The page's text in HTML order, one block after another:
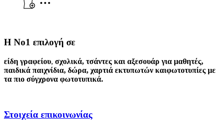
Η Νο1 επιλογή σε
είδη γραφείου, σχολικά, τσάντες και αξεσουάρ για μαθητές,
παιδικά παιχνίδια, δώρα, χαρτιά εκτυπωτών καιφωτοτυπίες με
τα πιο σύγχρονα φωτοτυπικά.
Στοιχεία επικοινωνίας